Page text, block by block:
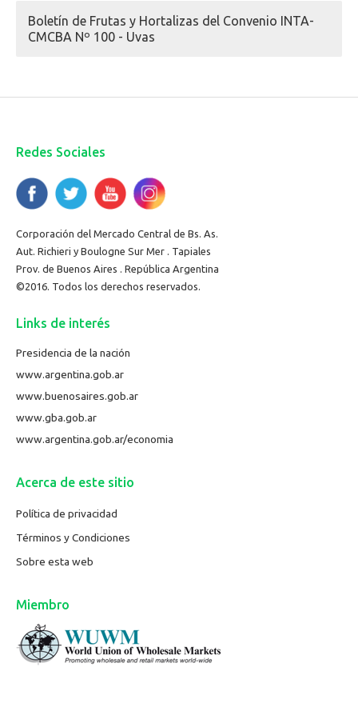
Boletín de Frutas y Hortalizas del Convenio INTA-
CMCBA Nº 100 - Uvas
Redes Sociales
Corporación del Mercado Central de Bs. As.
Aut. Richieri y Boulogne Sur Mer . Tapiales
Prov. de Buenos Aires . República Argentina
©2016. Todos los derechos reservados.
Links de interés
Presidencia de la nación
www.argentina.gob.ar
www.buenosaires.gob.ar
www.gba.gob.ar
www.argentina.gob.ar/economia
Acerca de este sitio
Política de privacidad
Términos y Condiciones
Sobre esta web
Miembro